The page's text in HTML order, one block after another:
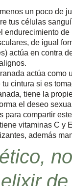
un poco de
tus células
endurecimiento
de igual
actúa en contra
actúa como
cintura si es
tiene la
el deseo
para compartir
vitaminas C y
además